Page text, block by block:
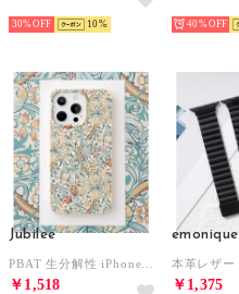
30% 10 40%
Jubilee
￥1,518
emonique
￥1,375